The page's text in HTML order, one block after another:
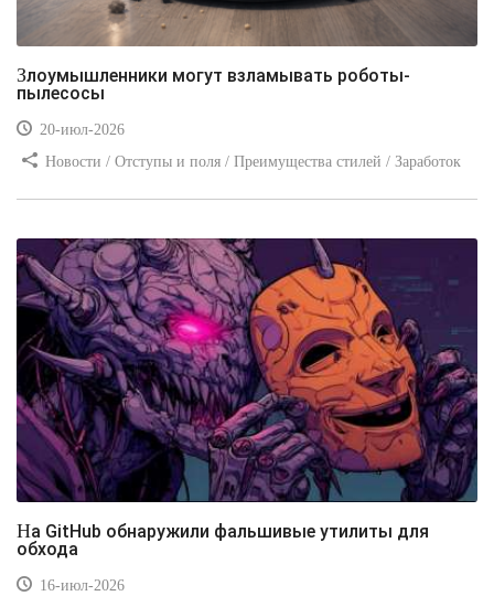
Злоумышленники могут взламывать роботы-
пылесосы
20-июл-2026
Новости / Отступы и поля / Преимущества стилей / Заработок
На GitHub обнаружили фальшивые утилиты для
обхода
16-июл-2026